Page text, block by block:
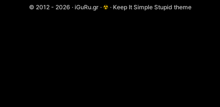
© 2012 - 2026 · iGuRu.gr · ☢ · Keep It Simple Stupid theme